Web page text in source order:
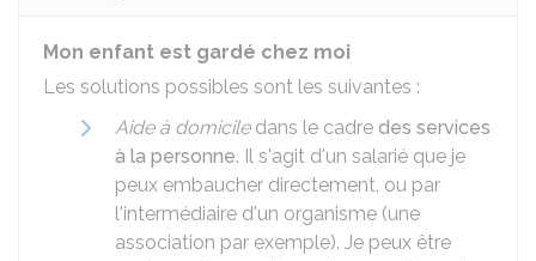
Mon enfant est gardé chez moi
Les solutions possibles sont les suivantes :
Aide à domiciledans le cadre des services
à la personne. Il s'agit d'un salarié que je
peux embaucher directement, ou par
l'intermédiaire d'un organisme (une
association par exemple). Je peux être